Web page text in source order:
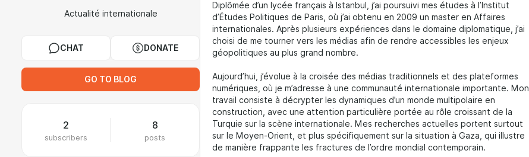
Actualité internationale
CHAT DONATE
GO TO BLOG
2
subscribers
8
posts
Diplômée d’un lycée français à Istanbul, j’ai poursuivi mes études à l’Institut
d’Études Politiques de Paris, où j’ai obtenu en 2009 un master en Affaires
internationales. Après plusieurs expériences dans le domaine diplomatique, j’ai
choisi de me tourner vers les médias afin de rendre accessibles les enjeux
géopolitiques au plus grand nombre.
Aujourd’hui, j’évolue à la croisée des médias traditionnels et des plateformes
numériques, où je m’adresse à une communauté internationale importante. Mon
travail consiste à décrypter les dynamiques d’un monde multipolaire en
construction, avec une attention particulière portée au rôle croissant de la
Turquie sur la scène internationale. Mes recherches actuelles portent surtout
sur le Moyen-Orient, et plus spécifiquement sur la situation à Gaza, qui illustre
de manière frappante les fractures de l’ordre mondial contemporain.